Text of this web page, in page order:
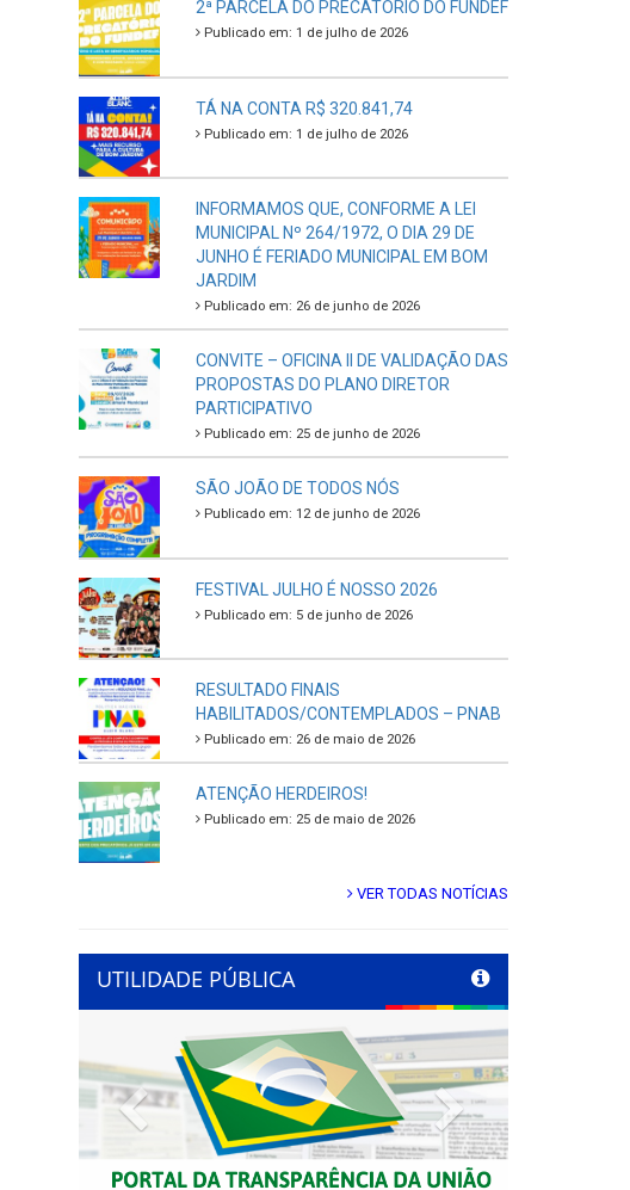
2ª PARCELA DO PRECATÓRIO DO FUNDEF
Publicado em: 1 de julho de 2026
TÁ NA CONTA R$ 320.841,74
Publicado em: 1 de julho de 2026
INFORMAMOS QUE, CONFORME A LEI
MUNICIPAL Nº 264/1972, O DIA 29 DE
JUNHO É FERIADO MUNICIPAL EM BOM
JARDIM
Publicado em: 26 de junho de 2026
CONVITE – OFICINA II DE VALIDAÇÃO DAS
PROPOSTAS DO PLANO DIRETOR
PARTICIPATIVO
Publicado em: 25 de junho de 2026
SÃO JOÃO DE TODOS NÓS
Publicado em: 12 de junho de 2026
FESTIVAL JULHO É NOSSO 2026
Publicado em: 5 de junho de 2026
RESULTADO FINAIS
HABILITADOS/CONTEMPLADOS – PNAB
Publicado em: 26 de maio de 2026
ATENÇÃO HERDEIROS!
Publicado em: 25 de maio de 2026
VER TODAS NOTÍCIAS
UTILIDADE PÚBLICA
Previous Next